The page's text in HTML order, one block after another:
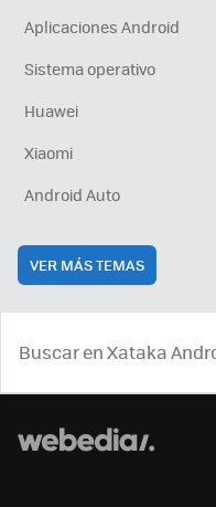
Aplicaciones Android
Sistema operativo
Huawei
Xiaomi
Android Auto
VER MÁS TEMAS